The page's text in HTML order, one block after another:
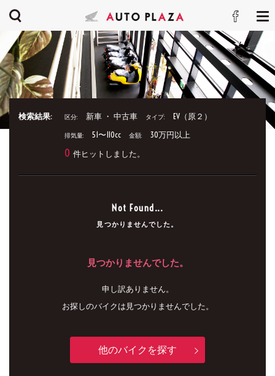
検索結果: 区分: 新車 ・ 中古車 タイプ: EV（原２）
排気量: 51〜110cc 金額: 30万円以上
0 件ヒットしました。
Not Found...
見つかりませんでした。
見つかりませんでした。
申し訳ありません。
お探しのバイクは見つかりませんでした。
他のバイクを探す